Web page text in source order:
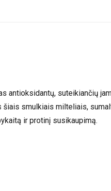
antioksidantų, suteikiančių
smulkiais milteliais,
ir protinį susikaupimą.